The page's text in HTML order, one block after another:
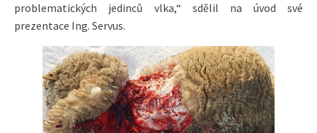
problematických jedinců vlka,“ sdělil na úvod své
prezentace Ing. Servus.